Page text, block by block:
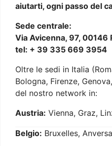
aiutarti, ogni passo del
Sede centrale:
Via Avicenna, 97, 00146
tel: + 39 335 669 3954
Oltre le sedi in Italia
Bologna, Firenze,
del nostro network in:
Austria: Vienna, Graz,
Belgio: Bruxelles,